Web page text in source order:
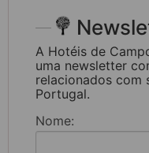
A Hotéis de
uma newsletter
relacionados com
Portugal.
Nome: